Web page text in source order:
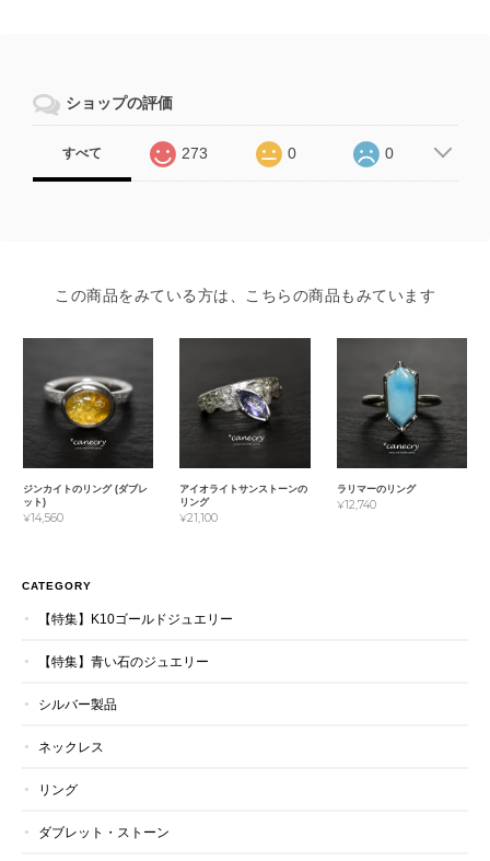
ショップの評価
すべて 273 0 0
この商品をみている方は、こちらの商品もみています
ジンカイトのリング (ダブレ
ット)
¥14,560
アイオライトサンストーンの
リング
¥21,100
ラリマーのリング
¥12,740
CATEGORY
【特集】K10ゴールドジュエリー
【特集】青い石のジュエリー
シルバー製品
ネックレス
リング
ダブレット・ストーン